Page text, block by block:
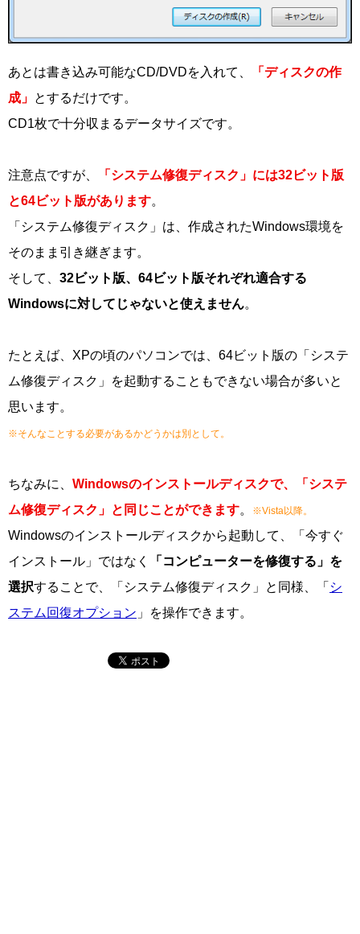
あとは書き込み可能なCD/DVDを入れて、
「ディスクの作
成」 とするだけです。
CD1枚で十分収まるデータサイズです。
注意点ですが、
「システム修復ディスク」には32ビット版
と64ビット版があります。
「システム修復ディスク」は、作成されたWindows環境を
そのまま引き継ぎます。
そして、 32ビット版、64ビット版それぞれ適合する
Windowsに対してじゃないと使えません。
たとえば、XPの頃のパソコンでは、64ビット版の「システ
ム修復ディスク」を起動することもできない場合が多いと
思います。
※そんなことする必要があるかどうかは別として。
ちなみに、 Windowsのインストールディスクで、「システ
ム修復ディスク」と同じことができます。 ※Vista以降。
Windowsのインストールディスクから起動して、「今すぐ
インストール」ではなく
「コンピューターを修復する」を
選択することで、「システム修復ディスク」と同様、「 シ
ステム回復オプション 」を操作できます。